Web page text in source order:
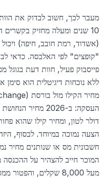
מעבר לכך, חשוב לבדוק את
10 שנים ומעלה מחזיק
(אשדוד, רמת חובב, חיפה)
"קופצים" לפי האלבסה. כדאי
פייסבוק פעיל, חוות דעת בגוגל
ללא נוכחות דיגיטלית הוא
הצעה נמוכה במיוחד. לבסוף,
חשבונית מס או שנותנים מחיר
המוכר חייב להצהיר על
מעל 8,000 שקלים,